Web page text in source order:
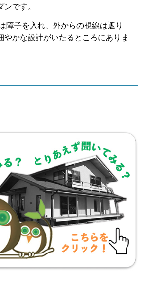
です。
障子を入れ、外からの視線は遮り
やかな設計がいたるところにありま